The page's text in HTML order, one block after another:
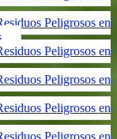
Peligrosos en
Peligrosos en
Peligrosos en
Peligrosos en
Peligrosos en